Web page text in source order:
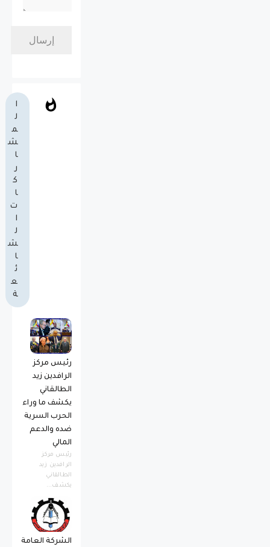
ا
ل
م
ش
ا
ر
ك
ا
ت
ا
ل
ش
ا
ئ
ع
ة
رئيس مركز
الرافدين زيد
الطالقاني
يكشف ما وراء
الحرب السرية
ضده والدعم
المالي
رئيس مركز
الرافدين زيد
الطالقاني
يكشف...
الشركة العامة